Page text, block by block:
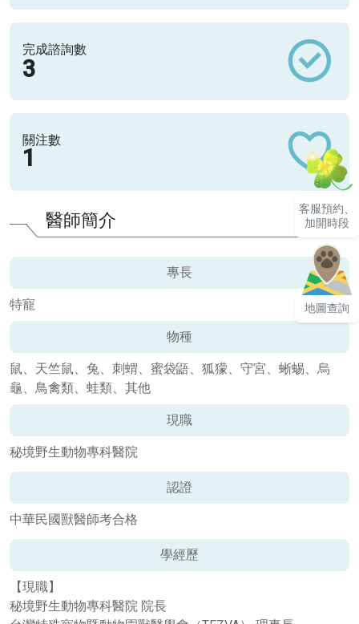
完成諮詢數
3
關注數
1
醫師簡介
專長
特寵
物種
鼠、天竺鼠、兔、刺蝟、蜜袋鼯、狐獴、守宮、蜥蜴、烏
龜、鳥禽類、蛙類、其他
現職
秘境野生動物專科醫院
認證
中華民國獸醫師考合格
學經歷
【現職】
秘境野生動物專科醫院 院長
客服預約、
加開時段
地圖查詢